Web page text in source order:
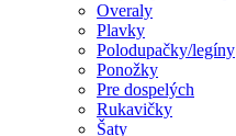
Overaly
Plavky
Polodupačky/legíny
Ponožky
Pre dospelých
Rukavičky
Šaty